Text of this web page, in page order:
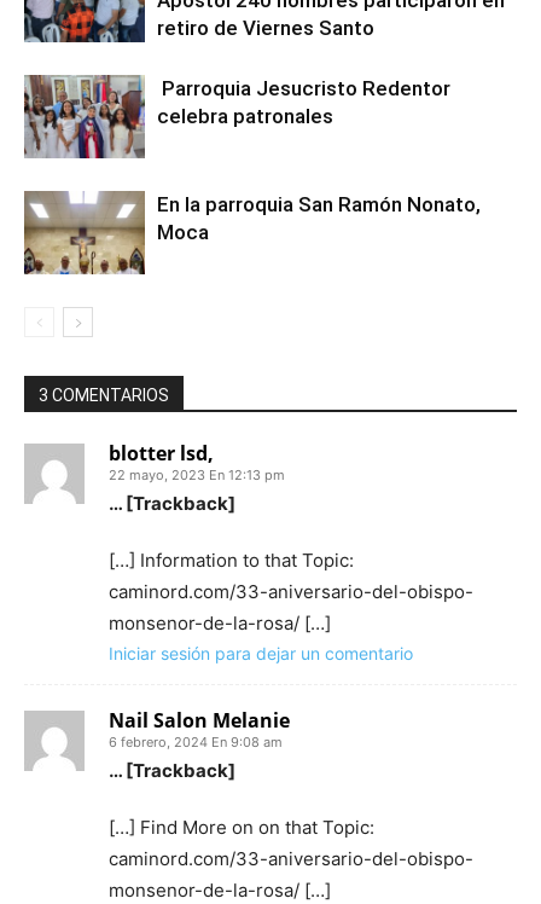
retiro de Viernes Santo
Parroquia Jesucristo Redentor
celebra patronales
En la parroquia San Ramón Nonato,
Moca
3 COMENTARIOS
blotter lsd,
22 mayo, 2023 En 12:13 pm
… [Trackback]
[…] Information to that Topic:
caminord.com/33-aniversario-del-obispo-
monsenor-de-la-rosa/ […]
Iniciar sesión para dejar un comentario
Nail Salon Melanie
6 febrero, 2024 En 9:08 am
… [Trackback]
[…] Find More on on that Topic:
caminord.com/33-aniversario-del-obispo-
monsenor-de-la-rosa/ […]